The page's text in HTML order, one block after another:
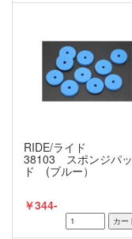
RIDE/ライド
38103 スポンジパッ
ド (ブルー）
￥344-